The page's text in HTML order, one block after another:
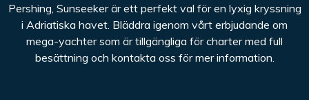
Pershing, Sunseeker är ett perfekt val för en lyxig kryssning
i Adriatiska havet. Bläddra igenom vårt erbjudande om
mega-yachter som är tillgängliga för charter med full
besättning och kontakta oss för mer information.